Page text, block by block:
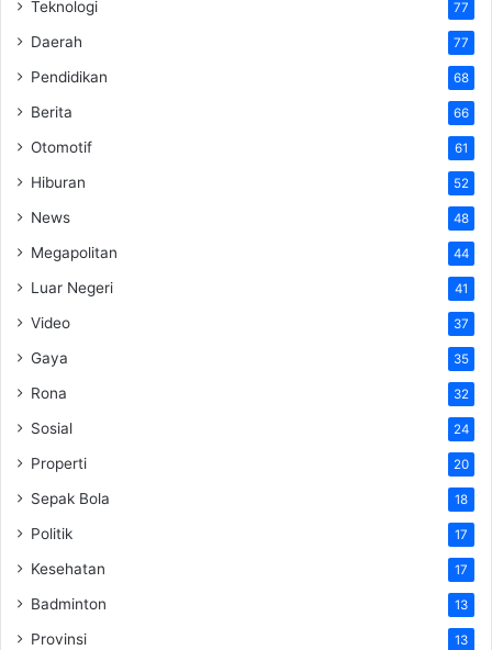
Teknologi 77
Daerah 77
Pendidikan 68
Berita 66
Otomotif 61
Hiburan 52
News 48
Megapolitan 44
Luar Negeri 41
Video 37
Gaya 35
Rona 32
Sosial 24
Properti 20
Sepak Bola 18
Politik 17
Kesehatan 17
Badminton 13
Provinsi 13